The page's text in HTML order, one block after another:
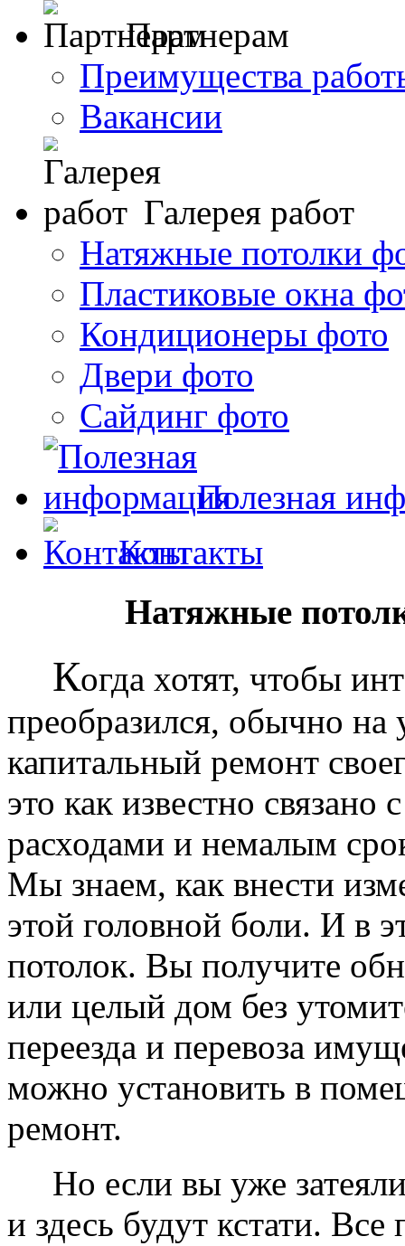
Партнерам
Преимущества
Вакансии
Галерея работ
Натяжные потолки
Пластиковые окна
Кондиционеры фото
Двери фото
Сайдинг фото
Полезная
Контакты
Натяжные
Когда хотят, чтобы
преобразился, обычно на
капитальный ремонт
это как известно
расходами и немалым
Мы знаем, как внести
этой головной боли. И в
потолок. Вы получите
или целый дом без
переезда и перевоза
можно установить в
ремонт.
Но если вы уже
и здесь будут кстати.